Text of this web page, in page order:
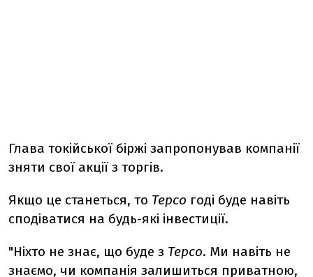
Глава токійської біржі запропонував компанії
зняти свої акції з торгів.
Якщо це станеться, то Теpcо годі буде навіть
сподіватися на будь-які інвестиції.
"Ніхто не знає, що буде з Теpcо. Ми навіть не
знаємо, чи компанія залишиться приватною,